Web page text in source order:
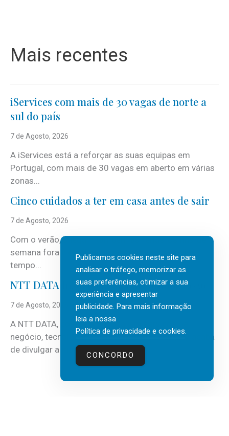
Mais recentes
iServices com mais de 30 vagas de norte a
sul do país
7 de Agosto, 2026
A iServices está a reforçar as suas equipas em
Portugal, com mais de 30 vagas em aberto em várias
zonas...
Cinco cuidados a ter em casa antes de sair
7 de Agosto, 2026
Com o verão, chegam também as férias, os fins-de-
semana fora e os dias em que a casa fica mais
tempo...
NTT DATA Insurtech Global Outlook 2026
7 de Agosto, 2026
A NTT DATA, consultora global em serviços de
negócio, tecnologia e inteligência artificial (IA), acaba
de divulgar a mais recente...
Publicamos cookies neste site para
analisar o tráfego, memorizar as
suas preferências, otimizar a sua
experiência e apresentar
publicidade. Para mais informação
leia a nossa
Política de privacidade e cookies.
CONCORDO